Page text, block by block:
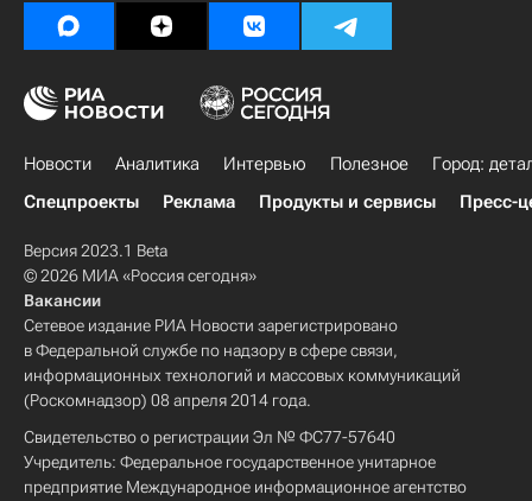
Новости Аналитика Интервью Полезное
Город:
Спецпроекты
Реклама Продукты и сервисы Пресс-
Версия 2023.1 Beta
© 2026 МИА «Россия сегодня»
Вакансии
Сетевое издание РИА Новости зарегистрировано
в Федеральной службе по надзору в сфере связи,
информационных технологий и массовых коммуникаций
(Роскомнадзор) 08 апреля 2014 года.
Свидетельство о регистрации Эл № ФС77-57640
Учредитель: Федеральное государственное унитарное
предприятие Международное информационное агентство